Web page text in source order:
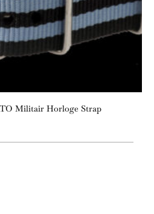
Militair Horloge Strap